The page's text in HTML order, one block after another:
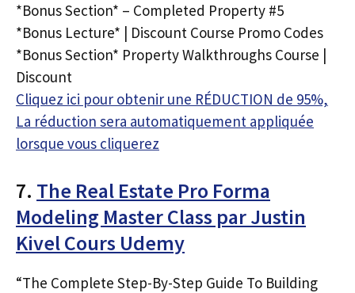
*Bonus Section* – Completed Property #5
*Bonus Lecture* | Discount Course Promo Codes
*Bonus Section* Property Walkthroughs Course |
Discount
Cliquez ici pour obtenir une RÉDUCTION de 95%,
La réduction sera automatiquement appliquée
lorsque vous cliquerez
7. The Real Estate Pro Forma
Modeling Master Class par Justin
Kivel Cours Udemy
“The Complete Step-By-Step Guide To Building